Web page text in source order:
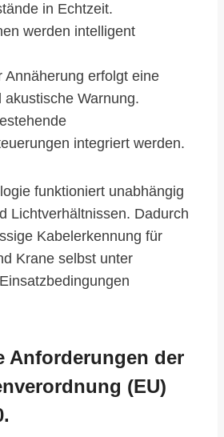
in Echtzeit.
werden intelligent
Annäherung erfolgt eine
akustische Warnung.
integriert werden.
funktioniert unabhängig
Lichtverhältnissen. Dadurch
Kabelerkennung für
Krane selbst unter
Anforderungen der
(EU)